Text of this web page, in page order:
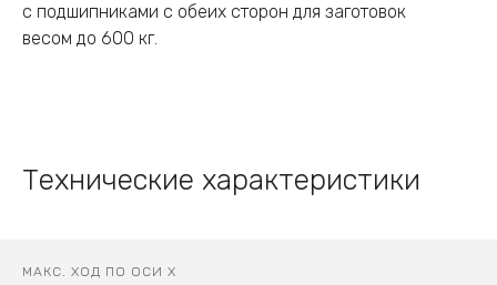
с подшипниками с обеих сторон для заготовок
весом до 600 кг.
Технические характеристики
МАКС. ХОД ПО ОСИ Х